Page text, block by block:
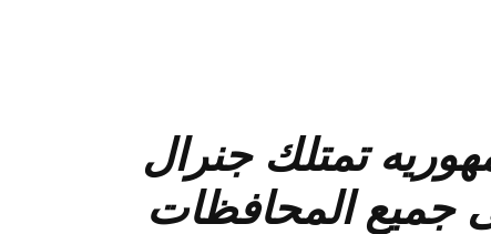
تمتلك جنرال
جميع المحافظات